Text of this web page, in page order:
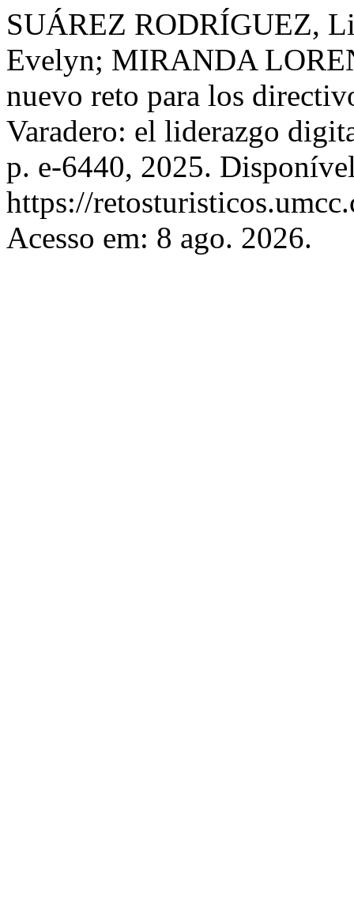
SUÁREZ RODRÍGUEZ,
Evelyn; MIRANDA
nuevo reto para los
Varadero: el liderazgo
p. e-6440, 2025.
https://
Acesso em: 8 ago. 2026.